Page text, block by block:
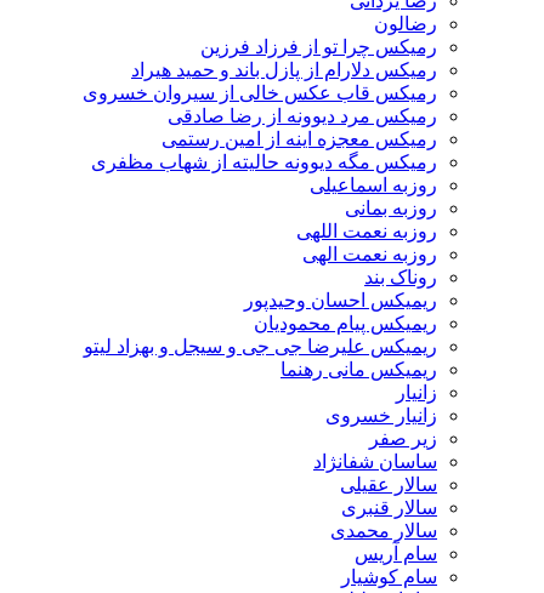
رضالون
رمیکس چرا تو از فرزاد فرزین
رمیکس دلارام از پازل باند و حمید هیراد
رمیکس قاب عکس خالی از سیروان خسروی
رمیکس مرد دیوونه از رضا صادقی
رمیکس معجزه اینه از امین رستمی
رمیکس مگه دیوونه حالیته از شهاب مظفری
روزبه اسماعیلی
روزبه بمانی
روزبه نعمت اللهی
روزبه نعمت الهی
روناک بند
ریمیکس احسان وحیدپور
ریمیکس پیام محمودیان
ریمیکس علیرضا جی جی و سیجل و بهزاد لیتو
ریمیکس مانی رهنما
زانیار
زانیار خسروی
زیر صفر
ساسان شفانژاد
سالار عقیلی
سالار قنبری
سالار محمدی
سام آریس
سام کوشیار